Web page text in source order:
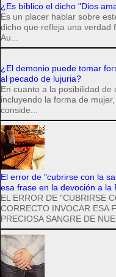
¿Es bíblico el dicho "Dios
Es un placer hablar sobre
dicho que refleja una verdad
Au...
¿El demonio puede tomar
al pecado de lujuria?
En cuanto a la posibilidad de
incluyendo la forma de
conside...
El error de "cubrirse con la
esa frase en la devoción a la
EL ERROR DE "CUBRIRSE
CORRECTO INVOCAR ESA
PRECIOSA SANGRE DE